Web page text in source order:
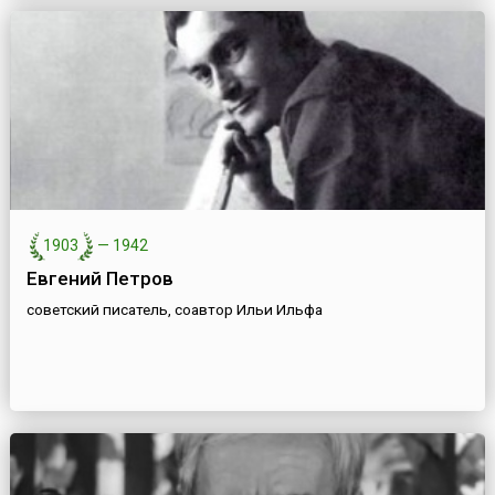
1903 — 1942
Евгений Петров
советский писатель, соавтор Ильи Ильфа